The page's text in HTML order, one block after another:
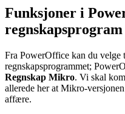
Funksjoner i
regnskapsprogram
Fra PowerOffice kan du velge
regnskapsprogrammet;
Regnskap Mikro. Vi skal
allerede her at Mikro-
affære.